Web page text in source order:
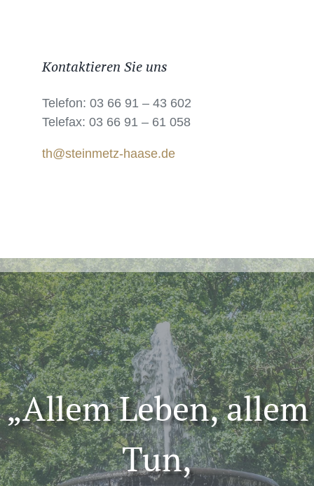
Kontaktieren Sie uns
Telefon: 03 66 91 – 43 602
Telefax: 03 66 91 – 61 058
th@steinmetz-haase.de
„Allem Leben, allem
Tun,